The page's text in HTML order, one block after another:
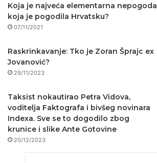
Koja je najveća elementarna nepogoda
koja je pogodila Hrvatsku?
07/11/2021
Raskrinkavanje: Tko je Zoran Šprajc ex
Jovanović?
29/11/2023
Taksist nokautirao Petra Vidova,
voditelja Faktografa i bivšeg novinara
Indexa. Sve se to dogodilo zbog
krunice i slike Ante Gotovine
20/12/2023